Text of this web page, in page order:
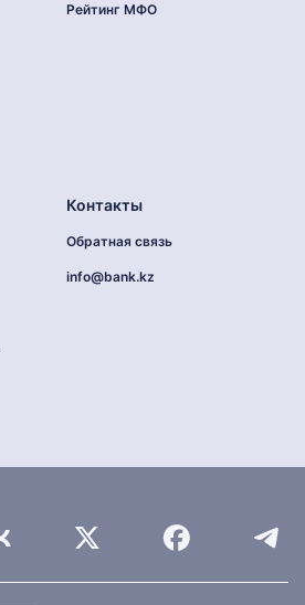
Рейтинг МФО
Контакты
Обратная связь
info@bank.kz